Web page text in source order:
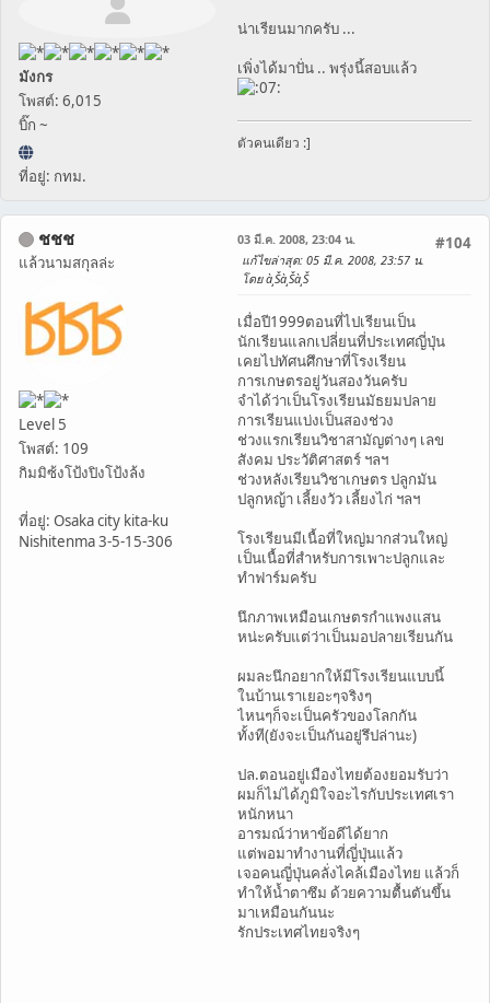
มังกร
โพสต์: 6,015
บิ๊ก ~
ที่อยู่: กทม.
น่าเรียนมากครับ ...
เพิ่งได้มาปั่น .. พรุ่งนี้สอบแล้ว
ตัวคนเดียว :]
ชชช
แล้วนามสกุลล่ะ
Level 5
โพสต์: 109
กิมมิซ้งโป้งปิงโป้งล้ง
ที่อยู่: Osaka city kita-ku
Nishitenma 3-5-15-306
#104
03 มี.ค. 2008, 23:04 น.
แก้ไขล่าสุด: 05 มี.ค. 2008, 23:57 น.
โดย à¸Šà¸Šà¸Š
เมื่อปี1999ตอนที่ไปเรียนเป็น
นักเรียนแลกเปลี่ยนที่ประเทศญี่ปุ่น
เคยไปทัศนศึกษาที่โรงเรียน
การเกษตรอยู่วันสองวันครับ
จำได้ว่าเป็นโรงเรียนมัธยมปลาย
การเรียนแบ่งเป็นสองช่วง
ช่วงแรกเรียนวิชาสามัญต่างๆ เลข
สังคม ประวัติศาสตร์ ฯลฯ
ช่วงหลังเรียนวิชาเกษตร ปลูกมัน
ปลูกหญ้า เลี้ยงวัว เลี้ยงไก่ ฯลฯ
โรงเรียนมีเนื้อที่ใหญ่มากส่วนใหญ่
เป็นเนื้อที่สำหรับการเพาะปลูกและ
ทำฟาร์มครับ
นึกภาพเหมือนเกษตรกำแพงแสน
หน่ะครับแต่ว่าเป็นมอปลายเรียนกัน
ผมละนึกอยากให้มีโรงเรียนแบบนี้
ในบ้านเราเยอะๆจริงๆ
ไหนๆก็จะเป็นครัวของโลกกัน
ทั้งที(ยังจะเป็นกันอยู่รึปล่านะ)
ปล.ตอนอยู่เมืองไทยต้องยอมรับว่า
ผมก็ไม่ได้ภูมิใจอะไรกับประเทศเรา
หนักหนา
อารมณ์ว่าหาข้อดีได้ยาก
แต่พอมาทำงานที่ญี่ปุ่นแล้ว
เจอคนญี่ปุ่นคลั่งไคล้เมืองไทย แล้วก็
ทำให้น้ำตาซึม ด้วยความตื้นตันขึ้น
มาเหมือนกันนะ
รักประเทศไทยจริงๆ